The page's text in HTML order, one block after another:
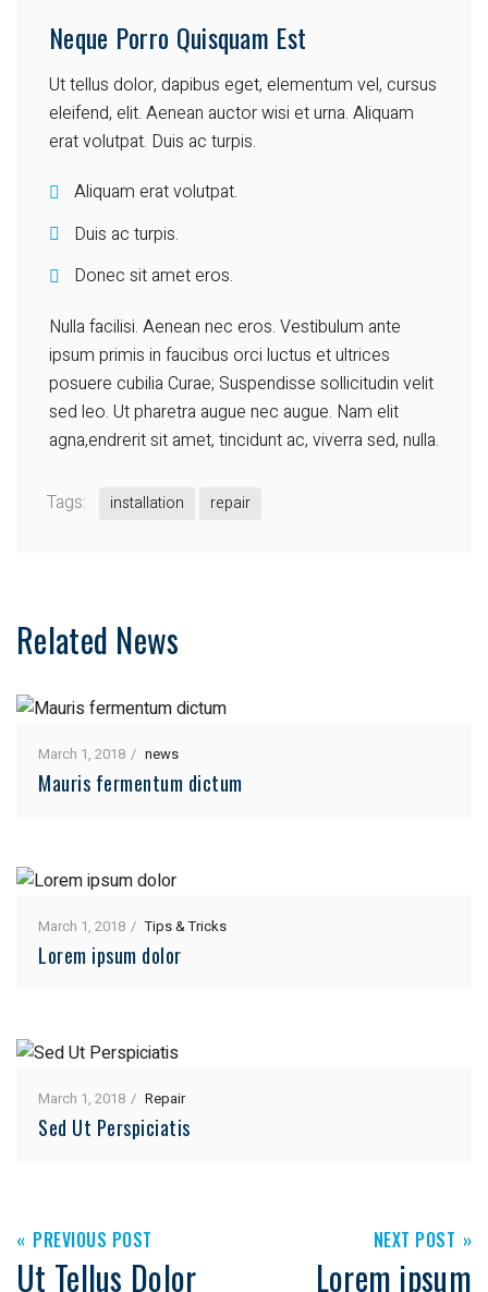
Neque Porro Quisquam Est
Ut tellus dolor, dapibus eget, elementum vel, cursus
eleifend, elit. Aenean auctor wisi et urna. Aliquam
erat volutpat. Duis ac turpis.
Aliquam erat volutpat.
Duis ac turpis.
Donec sit amet eros.
Nulla facilisi. Aenean nec eros. Vestibulum ante
ipsum primis in faucibus orci luctus et ultrices
posuere cubilia Curae; Suspendisse sollicitudin velit
sed leo. Ut pharetra augue nec augue. Nam elit
agna,endrerit sit amet, tincidunt ac, viverra sed, nulla.
Tags: installation repair
Related News
March 1, 2018 news
Mauris fermentum dictum
March 1, 2018 Tips & Tricks
Lorem ipsum dolor
March 1, 2018 Repair
Sed Ut Perspiciatis
PREVIOUS POST
Ut Tellus Dolor
NEXT POST
Lorem ipsum